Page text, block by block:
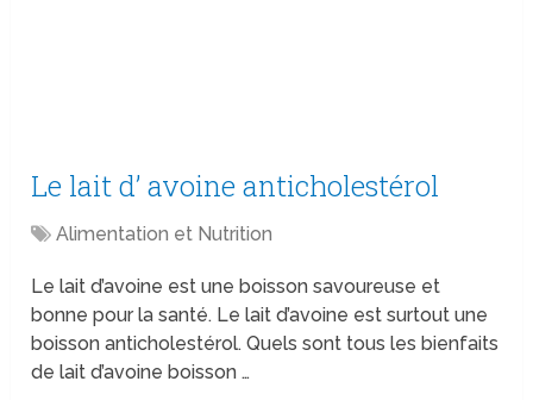
Le lait d’ avoine anticholestérol
Alimentation et Nutrition
Le lait d’avoine est une boisson savoureuse et
bonne pour la santé. Le lait d’avoine est surtout une
boisson anticholestérol. Quels sont tous les bienfaits
de lait d’avoine boisson …